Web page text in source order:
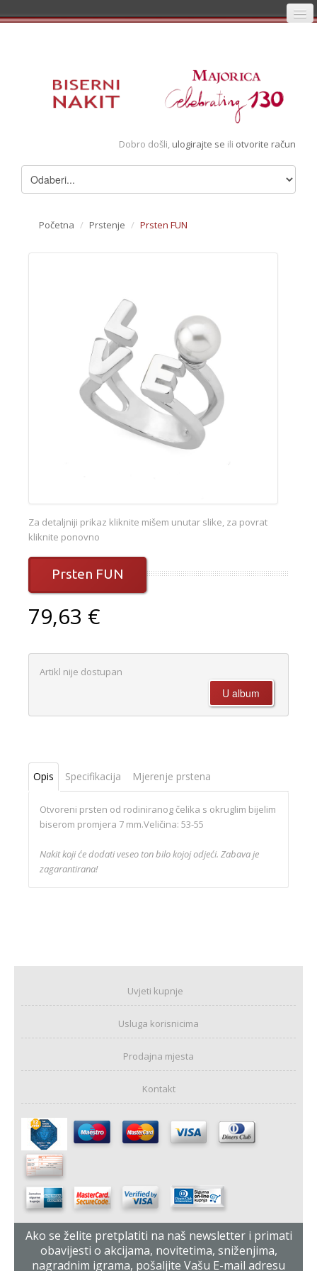
Registracija
Pregledani artikli
Dobro došli, ulogirajte se ili otvorite račun
Početna / Prstenje / Prsten FUN
Za detaljniji prikaz kliknite mišem unutar slike, za povrat
kliknite ponovno
Prsten FUN
79,63 €
Artikl nije dostupan
Opis Specifikacija Mjerenje prstena
Otvoreni prsten od rodiniranog čelika s okruglim bijelim
biserom promjera 7 mm.Veličina: 53-55
Nakit koji će dodati veseo ton bilo kojoj odjeći. Zabava je
zagarantirana!
Uvjeti kupnje
Usluga korisnicima
Prodajna mjesta
Kontakt
Ako se želite pretplatiti na naš newsletter i primati
obavijesti o akcijama, novitetima, sniženjima,
nagradnim igrama, pošaljite Vašu E-mail adresu